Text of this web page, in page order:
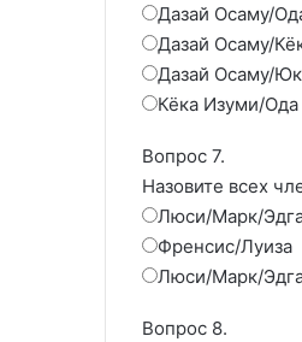
Дазай Осаму/
Дазай Осаму/
Дазай Осаму/
Кёка Изуми/
Вопрос 7.
Назовите всех
Люси/Марк/
Френсис/Луиза
Люси/Марк/
Вопрос 8.